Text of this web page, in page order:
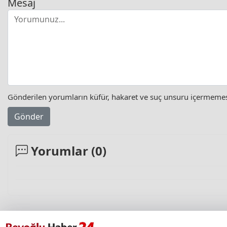
Gönderilen yorumların küfür, hakaret ve suç unsuru
Gönder
Yorumlar (0)